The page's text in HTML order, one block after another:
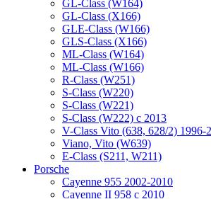
GL-Class (W164)
GL-Class (X166)
GLE-Class (W166)
GLS-Class (X166)
ML-Class (W164)
ML-Class (W166)
R-Class (W251)
S-Class (W220)
S-Class (W221)
S-Class (W222) с 2013
V-Class Vito (638, 628/2) 1996-
Viano, Vito (W639)
Е-Class (S211, W211)
Porsche
Cayenne 955 2002-2010
Cayenne II 958 с 2010